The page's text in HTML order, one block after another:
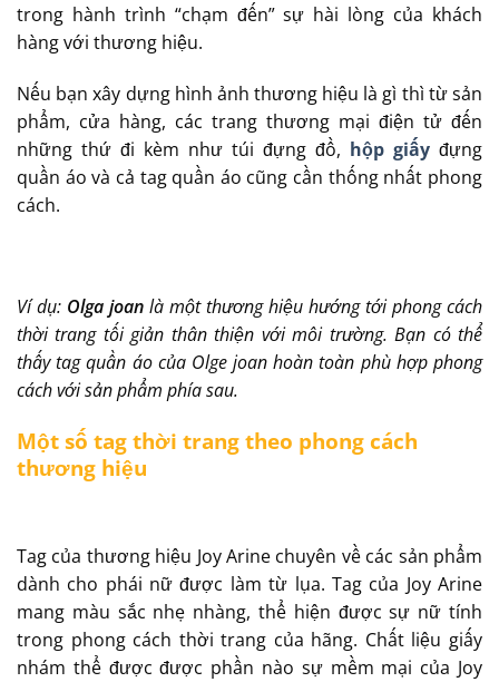
trong hành trình “chạm đến” sự hài lòng của khách
hàng với thương hiệu.
Nếu bạn xây dựng hình ảnh thương hiệu là gì thì từ sản
phẩm, cửa hàng, các trang thương mại điện tử đến
những thứ đi kèm như túi đựng đồ, hộp giấy đựng
quần áo và cả tag quần áo cũng cần thống nhất phong
cách.
Ví dụ: Olga joan là một thương hiệu hướng tới phong cách
thời trang tối giản thân thiện với môi trường. Bạn có thể
thấy tag quần áo của Olge joan hoàn toàn phù hợp phong
cách với sản phẩm phía sau.
Một số tag thời trang theo phong cách
thương hiệu
Tag của thương hiệu Joy Arine chuyên về các sản phẩm
dành cho phái nữ được làm từ lụa. Tag của Joy Arine
mang màu sắc nhẹ nhàng, thể hiện được sự nữ tính
trong phong cách thời trang của hãng. Chất liệu giấy
nhám thể được được phần nào sự mềm mại của Joy